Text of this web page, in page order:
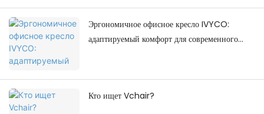
Эргономичное офисное кресло IVYCO:
адаптируемый комфорт для современного
Кто ищет Vchair?